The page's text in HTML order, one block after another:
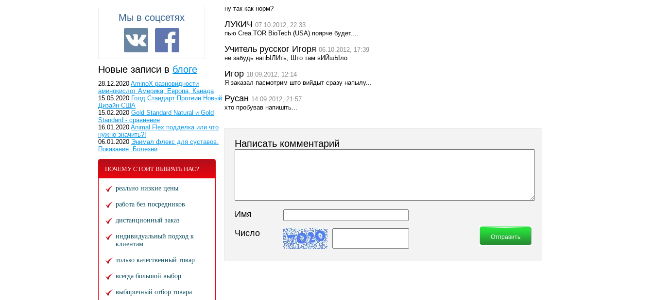
ну так как норм?
ЛУКИЧ 07.10.2012, 22:33
пью Crea.TOR BioTech (USA) поярче будет....
Учитель русског Игоря 06.10.2012, 17:39
не забудь напЫЛИть, Што там вИЙшЫло
Игор 18.09.2012, 12:14
Я заказал пасмотрим што вийдыт сразу напылу...
Русан 14.09.2012, 21:57
хто пробував напишіть...
Написать комментарий
Имя
Число
Мы в соцсетях
Новые записи в блоге
28.12.2020 AminoX разновидности
аминокислот Америка, Европа, Канада
15.05.2020 Голд Стандарт Протеин Новый
Дизайн США
15.02.2020 Gold Standard Natural и Gold
Standard - сравнение
16.01.2020 Animal Flex подделка или что
нужно значить?!
06.01.2020 Энимал флекс для суставов.
Показание. Болезни
ПОЧЕМУ СТОИТ ВЫБРАТЬ НАС?
реально низкие цены
работа без посредников
дистанционный заказ
индивидуальный подход к
клиентам
только качественный товар
всегда большой выбор
выборочный отбор товара